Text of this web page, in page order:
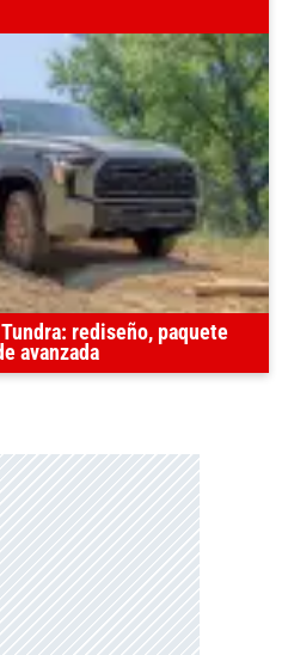
rediseño, paquete
avanzada